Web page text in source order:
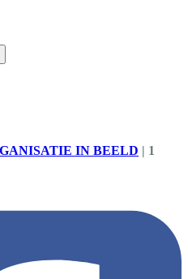
IN BEELD | 1